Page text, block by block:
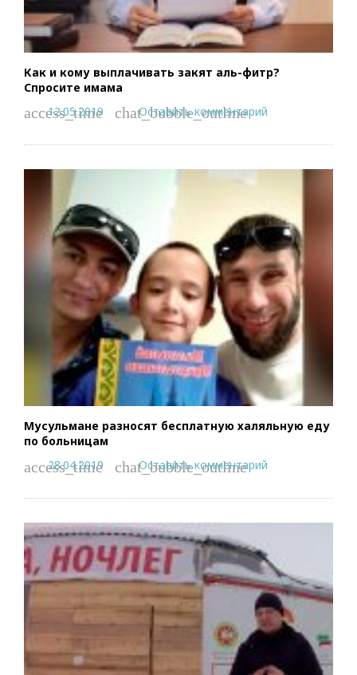
Как и кому выплачивать закят аль-фитр?
Спросите имама
access_time
12.05.2019 chat_bubble_outline
Оставить комментарий
Мусульмане разносят бесплатную халяльную еду
по больницам
access_time
28.04.2019 chat_bubble_outline
Оставить комментарий